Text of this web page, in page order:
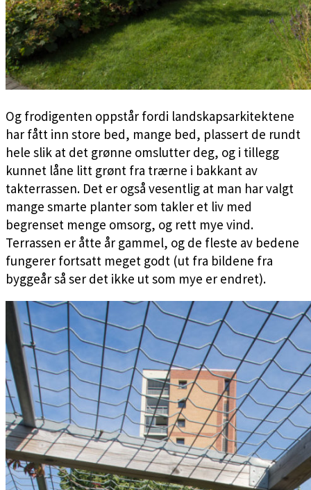
Og frodigenten oppstår fordi landskapsarkitektene
har fått inn store bed, mange bed, plassert de rundt
hele slik at det grønne omslutter deg, og i tillegg
kunnet låne litt grønt fra trærne i bakkant av
takterrassen. Det er også vesentlig at man har valgt
mange smarte planter som takler et liv med
begrenset menge omsorg, og rett mye vind.
Terrassen er åtte år gammel, og de fleste av bedene
fungerer fortsatt meget godt (ut fra bildene fra
byggeår så ser det ikke ut som mye er endret).